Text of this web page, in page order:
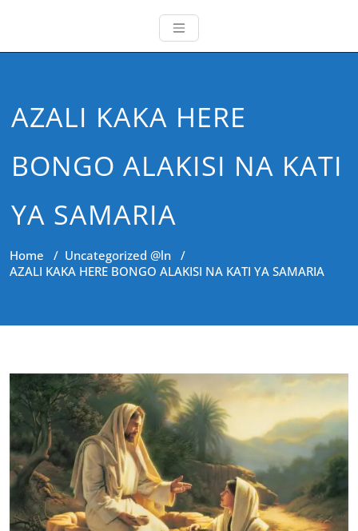
AZALI KAKA HERE
BONGO ALAKISI NA KATI
YA SAMARIA
Home / Uncategorized @ln /
AZALI KAKA HERE BONGO ALAKISI NA KATI YA SAMARIA